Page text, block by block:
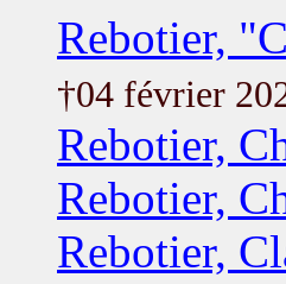
Rebotier,
†04 février
Rebotier,
Rebotier,
Rebotier,